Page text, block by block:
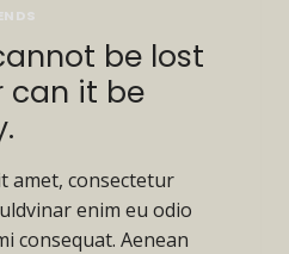
be lost
can it be
amet, consectetur
enim eu odio
consequat. Aenean